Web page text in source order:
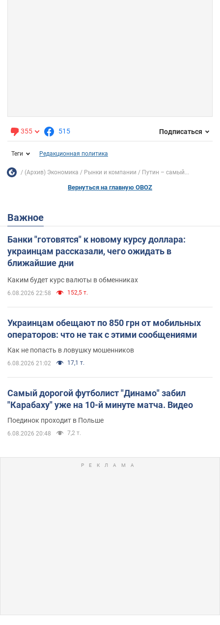
355 515 Подписаться
Теги Редакционная политика
(Архив) Экономика Рынки и компании Путин – самый...
Вернуться на главную OBOZ
Важное
Банки "готовятся" к новому курсу доллара:
украинцам рассказали, чего ожидать в
ближайшие дни
Каким будет курс валюты в обменниках
6.08.2026 22:58 152,5 т.
Украинцам обещают по 850 грн от мобильных
операторов: что не так с этими сообщениями
Как не попасть в ловушку мошенников
6.08.2026 21:02 17,1 т.
Самый дорогой футболист "Динамо" забил
"Карабаху" уже на 10-й минуте матча. Видео
Поединок проходит в Польше
6.08.2026 20:48 7,2 т.